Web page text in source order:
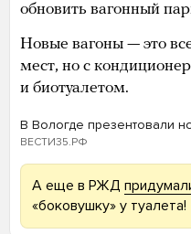
обновить вагонный
Новые вагоны — это
мест, но с
и биотуалетом.
В Вологде презентовали
ВЕСТИ35.РФ
А еще в РЖД
«боковушку» у туалета!